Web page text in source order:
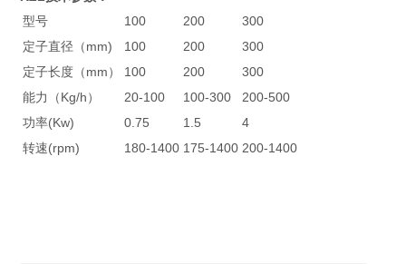
型号
100 200
300
定子直径（mm)
100 200
300
定子长度（mm）
100 200
300
能力（Kg/h）
20-100 100-300
200-500
功率(Kw)
0.75 1.5
4
转速(rpm)
180-1400 175-1400 200-1400